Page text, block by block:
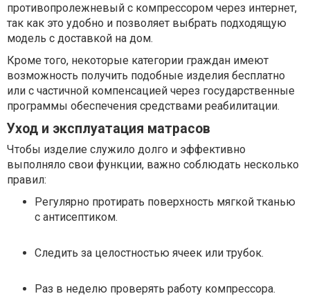
противопролежневый с компрессором через интернет,
так как это удобно и позволяет выбрать подходящую
модель с доставкой на дом.
Кроме того, некоторые категории граждан имеют
возможность получить подобные изделия бесплатно
или с частичной компенсацией через государственные
программы обеспечения средствами реабилитации.
Уход и эксплуатация матрасов
Чтобы изделие служило долго и эффективно
выполняло свои функции, важно соблюдать несколько
правил:
Регулярно протирать поверхность мягкой тканью
с антисептиком.
Следить за целостностью ячеек или трубок.
Раз в неделю проверять работу компрессора.